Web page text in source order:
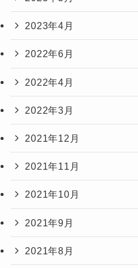
2023年4月
2022年6月
2022年4月
2022年3月
2021年12月
2021年11月
2021年10月
2021年9月
2021年8月